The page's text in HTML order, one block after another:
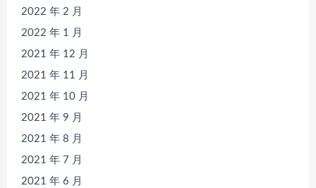
2022 年 2 月
2022 年 1 月
2021 年 12 月
2021 年 11 月
2021 年 10 月
2021 年 9 月
2021 年 8 月
2021 年 7 月
2021 年 6 月